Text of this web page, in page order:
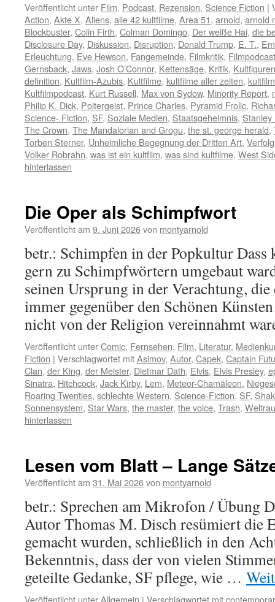
Veröffentlicht unter Film, Podcast, Rezension, Science Fiction |
Action, Akte X, Aliens, alle 42 kultfilme, Area 51, arnold, arnold
Blockbuster, Colin Firth, Colman Domingo, Der weiße Hai, die
Disclosure Day, Diskussion, Disruption, Donald Trump, E. T.,
Erleuchtung, Eve Hewson, Fangemeinde, Filmkritik, Filmpodcast
Gernsback, Jaws, Josh O’Connor, Kettensäge, Kritik, Kultfiguren
definition, Kultfilm-Azubis, Kultfilme, kultfilme aller zeiten,
Kultfilmpodcast, Kurt Russell, Max von Sydow, Minority Report,
Philip K. Dick, Poltergeist, Prince Charles, Pyramid Frolic,
Science- Fiction, SF, Soziale Medien, Staatsgeheimnis, Stanley
The Crown, The Mandalorian and Grogu, the st. george herald,
Torben Sterner, Unheimliche Begegnung der Dritten Art,
Volker Robrahn, was ist ein kultfilm, was sind kultfilme, West
hinterlassen
Die Oper als Schimpfwort
Veröffentlicht am 9. Juni 2026von montyarnold
betr.: Schimpfen in der Popkultur
gern zu Schimpfwörtern umgebaut
seinen Ursprung in der Verachtung,
immer gegenüber den Schönen
nicht von der Religion vereinnahmt
Veröffentlicht unterComic, Fernsehen, Film, Literatur,
Fiction | Verschlagwortet mitAsimov, Autor, Capek, Captain
Clan, der King, der Meister, Dietmar Dath, Elvis, Elvis Presley,
Sinatra, Hitchcock, Jack Kirby, Lem, Meteor-Chamäleon,
Roaring Twenties, schlechte Western, Science-Fiction, SF,
Sonnensystem, Star Wars, the master, the voice, Trash,
hinterlassen
Lesen vom Blatt – Lange
Veröffentlicht am 31. Mai 2026von montyarnold
betr.: Sprechen am Mikrofon / Übung
Autor Thomas M. Disch resümiert die
gemacht wurden, schließlich in den
Bekenntnis, dass der von vielen
geteilte Gedanke, SF pflege, wie …
Veröffentlicht unter Allgemein | Verschlagwortet mit